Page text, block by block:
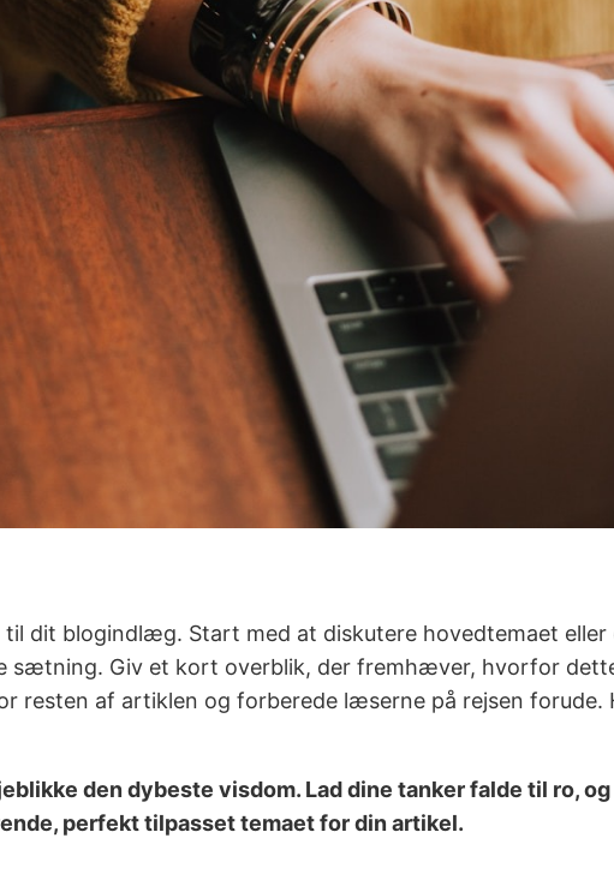
dit blogindlæg. Start med at diskutere hovedtemaet
sætning. Giv et kort overblik, der fremhæver, hvorfor
resten af artiklen og forberede læserne på rejsen
den dybeste visdom. Lad dine tanker falde til ro,
perfekt tilpasset temaet for din artikel.